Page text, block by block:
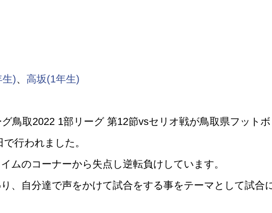
生)、 高坂(1年生)
鳥取2022 1部リーグ 第12節vsセリオ戦が鳥取県フットボ
行われました。
ムのコーナーから失点し逆転負けしています。
、自分達で声をかけて試合をする事をテーマとして試合